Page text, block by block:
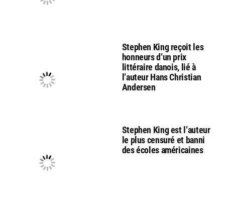
Stephen King reçoit les
honneurs d’un prix
littéraire danois, lié à
l’auteur Hans Christian
Andersen
Stephen King est l’auteur
le plus censuré et banni
des écoles américaines